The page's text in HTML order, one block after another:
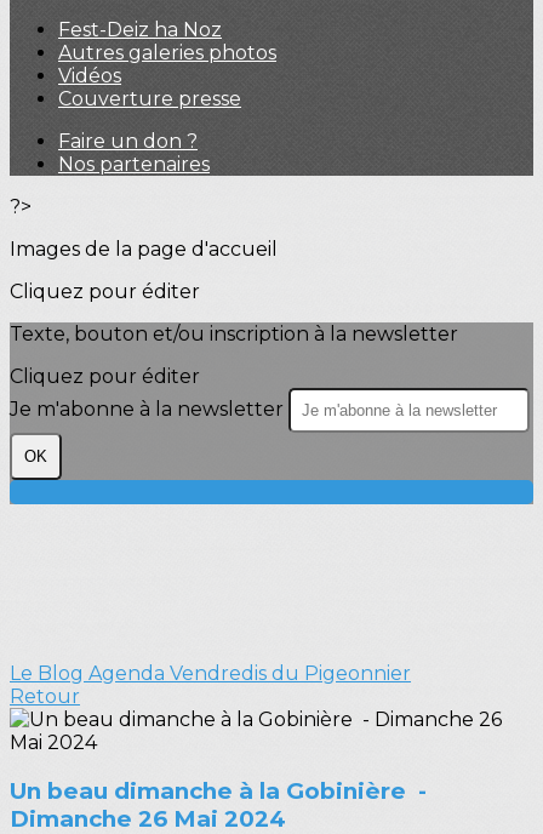
Fest-Deiz ha Noz
Autres galeries photos
Vidéos
Couverture presse
Faire un don ?
Nos partenaires
?>
Images de la page d'accueil
Cliquez pour éditer
Texte, bouton et/ou inscription à la newsletter
Cliquez pour éditer
Je m'abonne à la newsletter
OK
Le Blog Agenda Vendredis du Pigeonnier
Retour
Un beau dimanche à la Gobinière -
Dimanche 26 Mai 2024